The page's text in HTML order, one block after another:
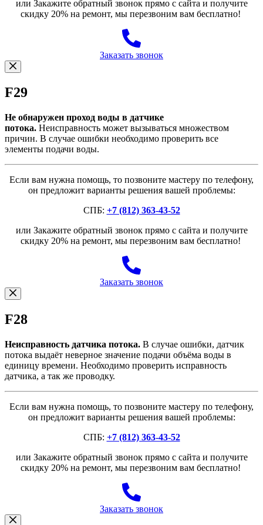
или Закажите обратный звонок прямо с сайта и получите
скидку 20% на ремонт, мы перезвоним вам бесплатно!
Заказать звонок
F29
Не обнаружен проход воды в датчике
потока. Неисправность может вызываться множеством
причин. В случае ошибки необходимо проверить все
элементы подачи воды.
Если вам нужна помощь, то позвоните мастеру по телефону,
он предложит варианты решения вашей проблемы:
СПБ: +7 (812) 363-43-52
или Закажите обратный звонок прямо с сайта и получите
скидку 20% на ремонт, мы перезвоним вам бесплатно!
Заказать звонок
F28
Неисправность датчика потока. В случае ошибки, датчик
потока выдаёт неверное значение подачи объёма воды в
единицу времени. Необходимо проверить исправность
датчика, а так же проводку.
Если вам нужна помощь, то позвоните мастеру по телефону,
он предложит варианты решения вашей проблемы:
СПБ: +7 (812) 363-43-52
или Закажите обратный звонок прямо с сайта и получите
скидку 20% на ремонт, мы перезвоним вам бесплатно!
Заказать звонок